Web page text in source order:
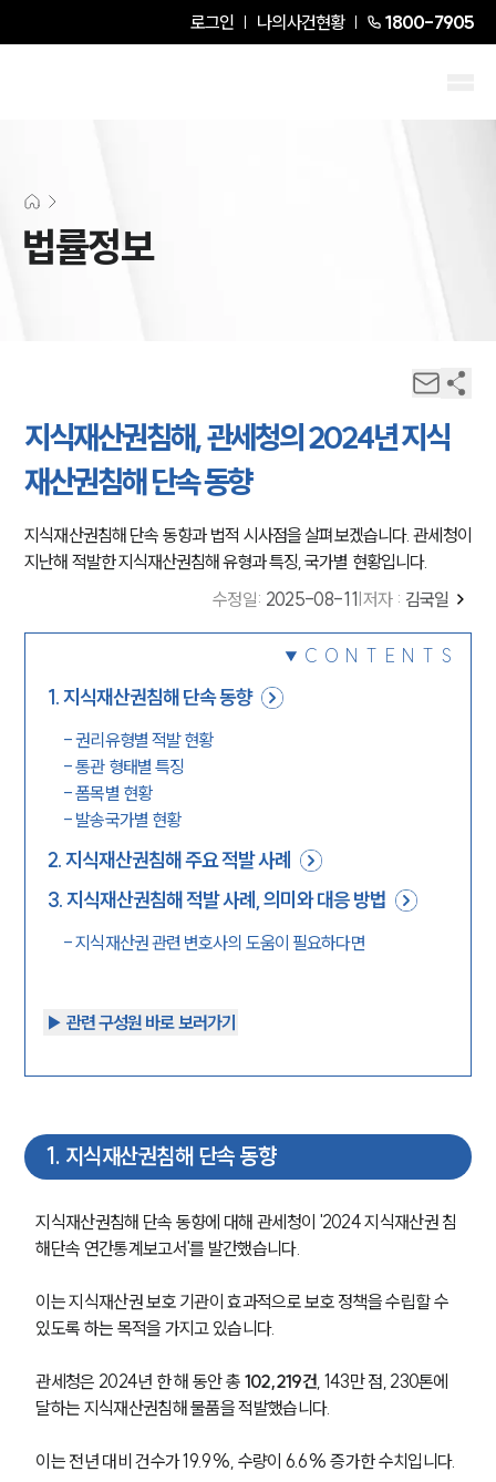
로그인 나의사건현황 1800-7905
법률정보
지식재산권침해, 관세청의 2024년 지식
재산권침해 단속 동향
지식재산권침해 단속 동향과 법적 시사점을 살펴보겠습니다. 관세청이
지난해 적발한 지식재산권침해 유형과 특징, 국가별 현황입니다.
수정일: 2025-08-11 저자 : 김국일
CONTENTS
1.지식재산권침해 단속 동향
-권리유형별 적발 현황
-통관 형태별 특징
-폼목별 현황
- 발송국가별 현황
2.지식재산권침해 주요 적발 사례
3.지식재산권침해 적발 사례, 의미와 대응 방법
-지식재산권 관련 변호사의 도움이 필요하다면
▶︎ 관련 구성원 바로 보러가기
1 . 지식재산권침해 단속 동향
지식재산권침해 단속 동향에 대해 관세청이 '2024 지식재산권 침
해단속 연간통계보고서'를 발간했습니다.
이는 지식재산권 보호 기관이 효과적으로 보호 정책을 수립할 수
있도록 하는 목적을 가지고 있습니다.
관세청은 2024년 한 해 동안 총 102,219건, 143만 점, 230톤에
달하는 지식재산권침해 물품을 적발했습니다.
이는 전년 대비 건수가 19.9%, 수량이 6.6% 증가한 수치입니다.